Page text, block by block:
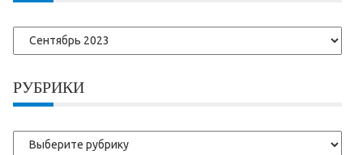
Более
ранние
РУБРИКИ
Рубрики